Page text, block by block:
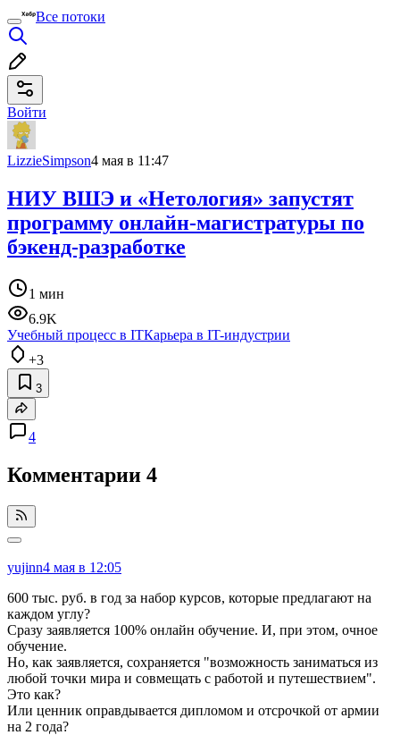
Все потоки
Войти
LizzieSimpson4 мая в 11:47
НИУ ВШЭ и «Нетология» запустят
программу онлайн-магистратуры по
бэкенд-разработке
1 мин
6.9K
Учебный процесс в ITКарьера в IT-индустрии
+3
3
4
Комментарии 4
yujinn4 мая в 12:05
600 тыс. руб. в год за набор курсов, которые предлагают на
каждом углу?
Сразу заявляется 100% онлайн обучение. И, при этом, очное
обучение.
Но, как заявляется, сохраняется "возможность заниматься из
любой точки мира и совмещать с работой и путешествием".
Это как?
Или ценник оправдывается дипломом и отсрочкой от армии
на 2 года?